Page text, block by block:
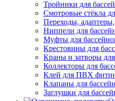
Тройники для
Смотровые стёкла
Переходы,
Ниппели для
Муфты для
Крестовины для
Краны и затворы
Коллекторы для
Клей для ПВХ
Клапаны для
Заглушки для